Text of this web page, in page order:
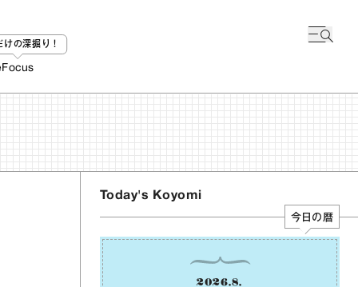
けの深掘り！
Focus
Today's Koyomi
今日の暦
2026.8.